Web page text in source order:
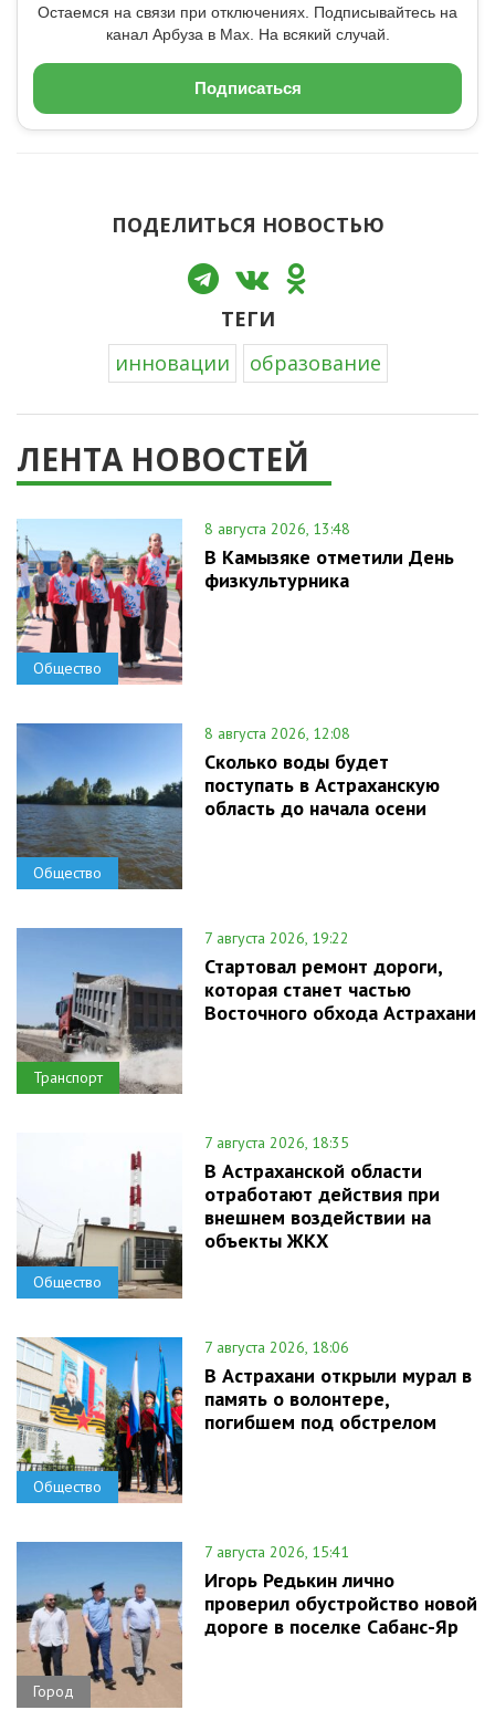
Остаемся на связи при отключениях. Подписывайтесь на
канал Арбуза в Max. На всякий случай.
Подписаться
ПОДЕЛИТЬСЯ НОВОСТЬЮ
ТЕГИ
инновации
образование
ЛЕНТА НОВОСТЕЙ
Общество
8 августа 2026, 13:48
В Камызяке отметили День
физкультурника
Общество
8 августа 2026, 12:08
Сколько воды будет
поступать в Астраханскую
область до начала осени
Транспорт
7 августа 2026, 19:22
Стартовал ремонт дороги,
которая станет частью
Восточного обхода Астрахани
Общество
7 августа 2026, 18:35
В Астраханской области
отработают действия при
внешнем воздействии на
объекты ЖКХ
Общество
7 августа 2026, 18:06
В Астрахани открыли мурал в
память о волонтере,
погибшем под обстрелом
Город
7 августа 2026, 15:41
Игорь Редькин лично
проверил обустройство новой
дороге в поселке Сабанс-Яр